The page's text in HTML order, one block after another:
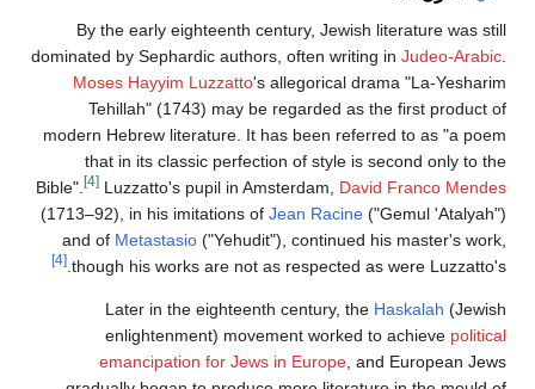
By the early eighteenth century, Jewish literature was still
dominated by Sephardic authors, often writing in Judeo-Arabic.
Moses Hayyim Luzzatto's allegorical drama "La-Yesharim
Tehillah" (1743) may be regarded as the first product of
modern Hebrew literature. It has been referred to as "a poem
that in its classic perfection of style is second only to the
Bible".
[4] Luzzatto's pupil in Amsterdam, David Franco Mendes
(1713–92), in his imitations of Jean Racine ("Gemul 'Atalyah")
and of Metastasio ("Yehudit"), continued his master's work,
though his works are not as respected as were Luzzatto's.
[4]
Later in the eighteenth century, the Haskalah (Jewish
enlightenment) movement worked to achieve political
emancipation for Jews in Europe, and European Jews